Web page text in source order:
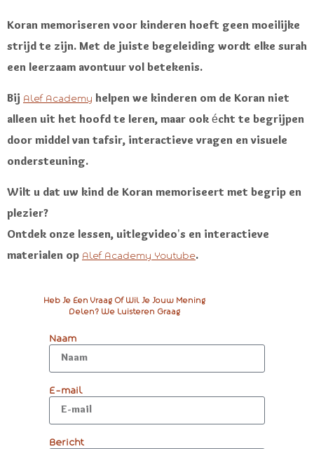
Koran memoriseren voor kinderen hoeft geen moeilijke
strijd te zijn. Met de juiste begeleiding wordt elke surah
een leerzaam avontuur vol betekenis.
Bij Alef Academy helpen we kinderen om de Koran niet
alleen uit het hoofd te leren, maar ook écht te begrijpen
door middel van tafsir, interactieve vragen en visuele
ondersteuning.
Wilt u dat uw kind de Koran memoriseert met begrip en
plezier?
Ontdek onze lessen, uitlegvideo’s en interactieve
materialen op Alef Academy Youtube.
Heb Je Een Vraag Of Wil Je Jouw Mening
Delen? We Luisteren Graag
Naam
E-mail
Bericht